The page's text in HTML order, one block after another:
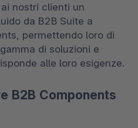
nostri clienti un
da B2B Suite a
permettendo loro di
di soluzioni e
alle loro esigenze.
B2B Components